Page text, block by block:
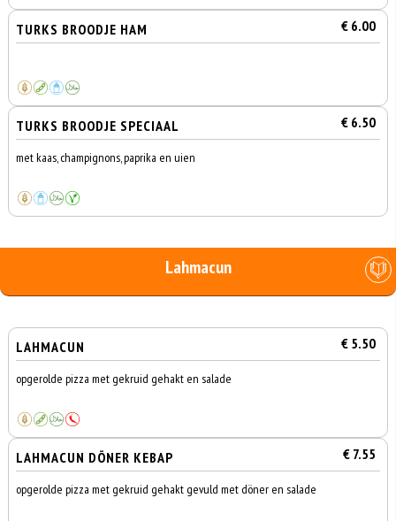
TURKS BROODJE HAM € 6.00
TURKS BROODJE SPECIAAL € 6.50
met kaas, champignons, paprika en uien
Lahmacun
LAHMACUN € 5.50
opgerolde pizza met gekruid gehakt en salade
LAHMACUN DÖNER KEBAP € 7.55
opgerolde pizza met gekruid gehakt gevuld met döner en salade